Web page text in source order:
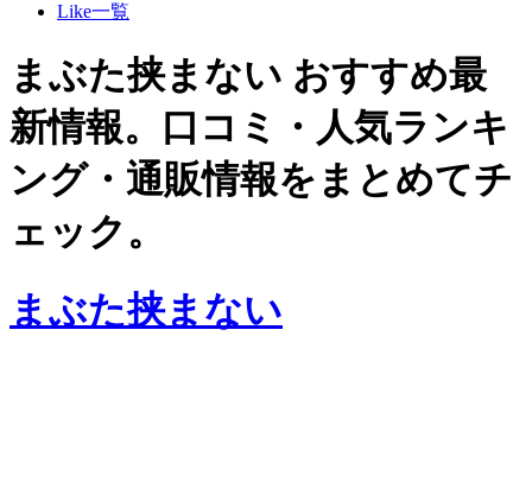
Like一覧
まぶた挟まない おすすめ最
新情報。口コミ・人気ランキ
ング・通販情報をまとめてチ
ェック。
まぶた挟まない